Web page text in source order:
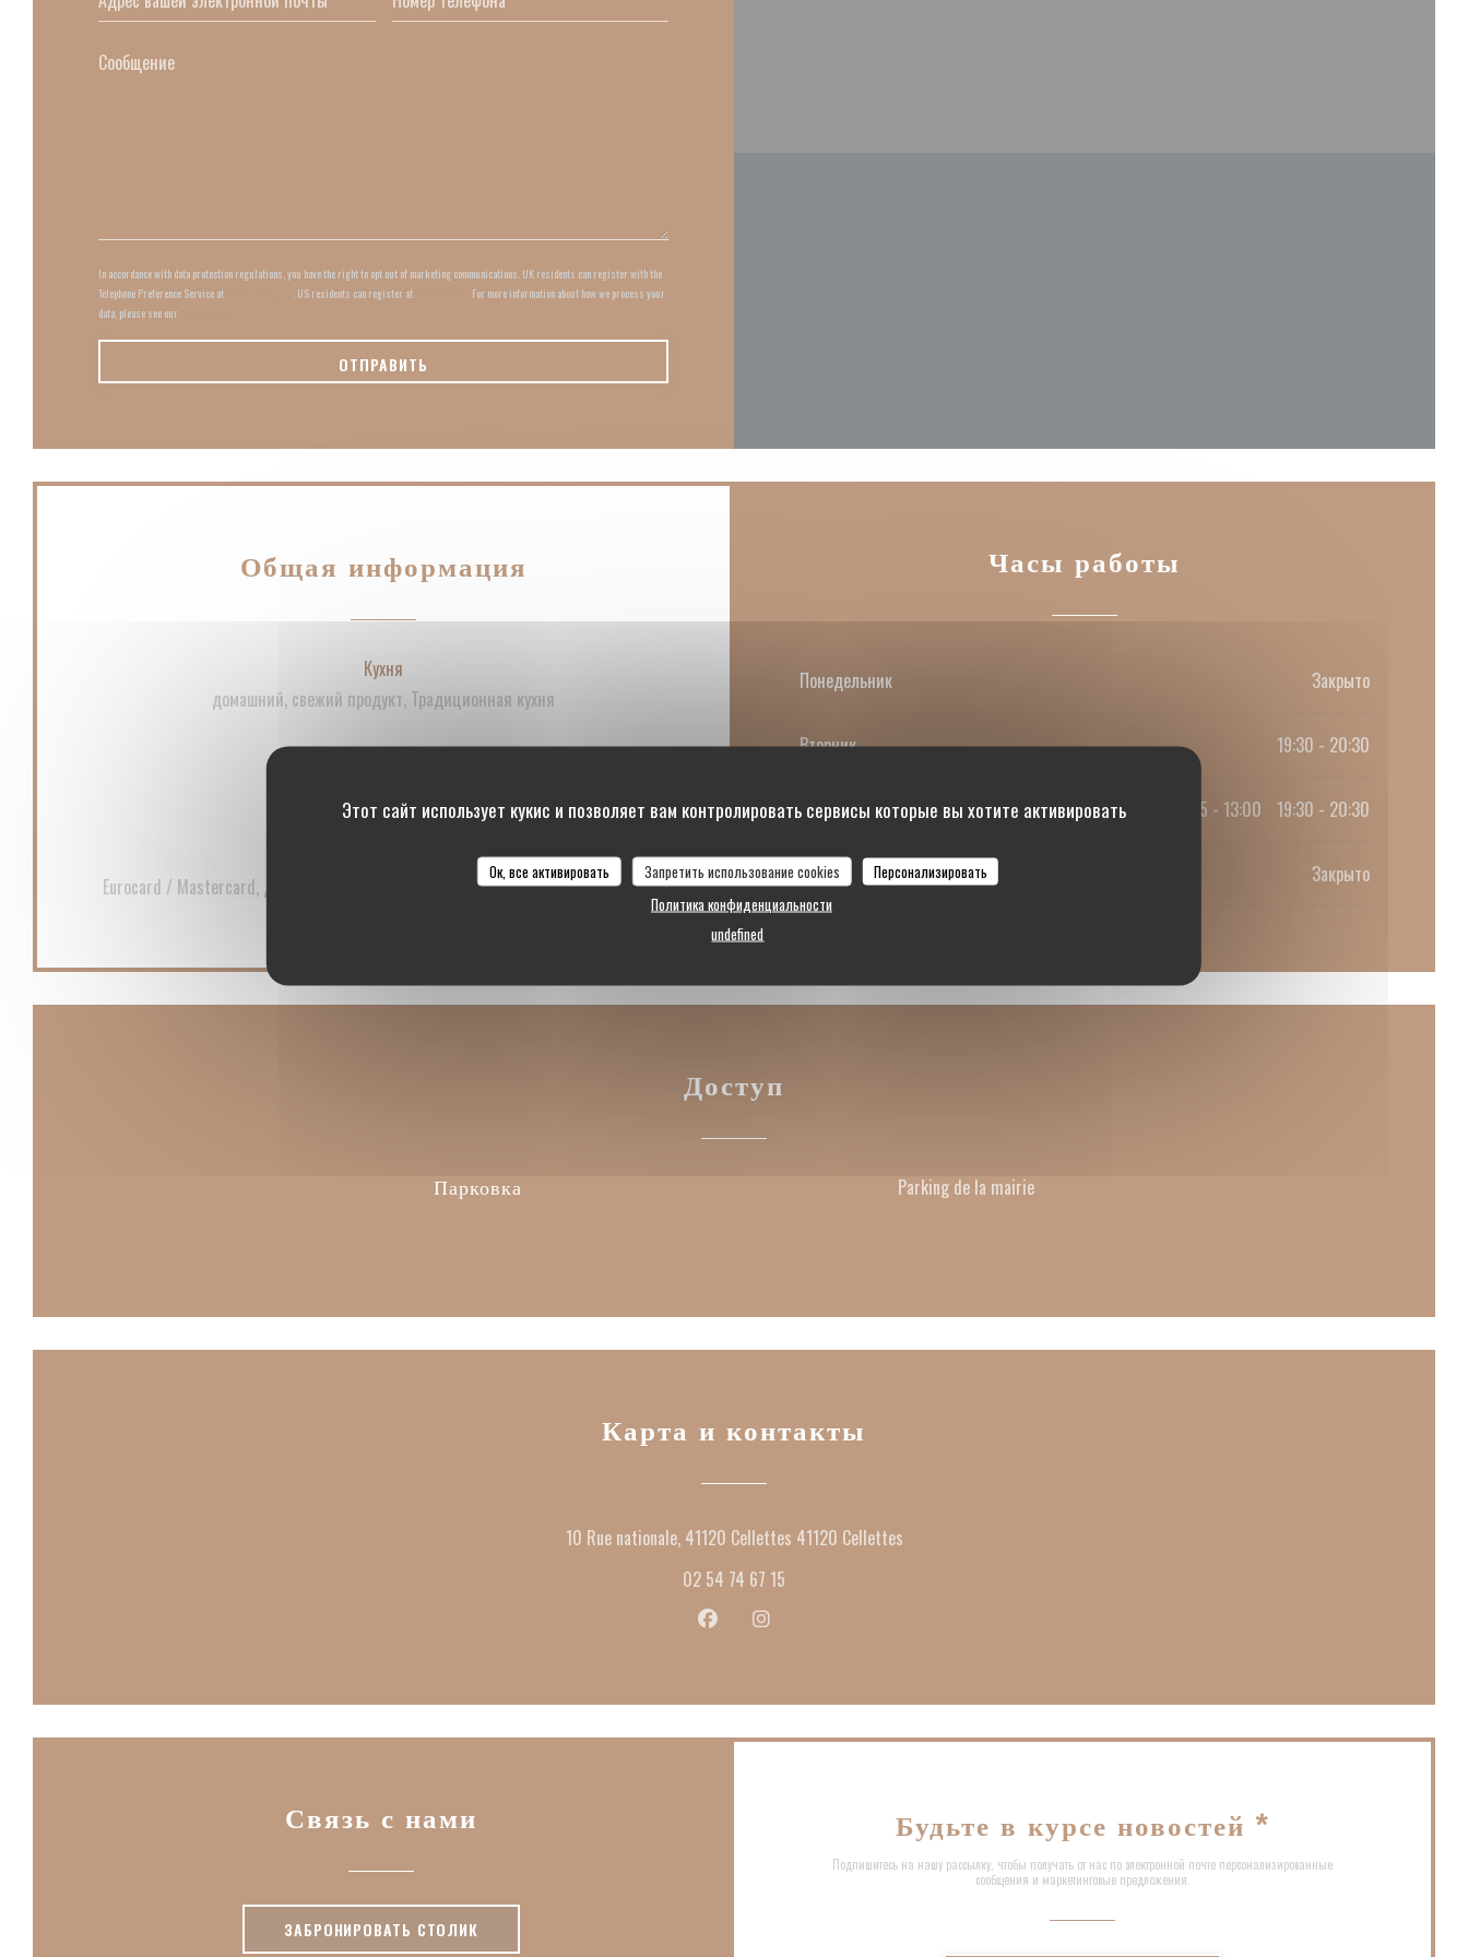
Этот сайт использует кукис и позволяет вам контролировать сервисы которые вы хотите активировать
Ок, все активировать Запретить использование cookies
Персонализировать
Политика конфиденциальности
undefined
In accordance with data protection regulations, you have the right to opt out of marketing communications. UK residents can register with the
Telephone Preference Service at
. US residents can register at
. For more information about how we process your
data, please see our
.
Общая информация
Кухня
домашний, свежий продукт, Традиционная кухня
Eurocard / Mastercard, Денежные средства, виза, проверки, Дебетовая карточка
Часы работы
Понедельник Закрыто
Вторник 19:30 - 20:30
С�-С� 12:15 - 13:00 19:30 - 20:30
Воскресенье Закрыто
Доступ
Парковка Parking de la mairie
Карта и контакты
10 Rue nationale, 41120 Cellettes 41120 Cellettes((открывается в новом окне))
02 54 74 67 15
Facebook ((открывается в новом окне))
Instagram ((открывается в новом окне))
Связь с нами
ЗАБРОНИРОВАТЬ СТОЛИК
Будьте в курсе новостей *
Подпишитесь на нашу рассылку, чтобы получать от нас по электронной почте персонализированные
сообщения и маркетинговые предложения.